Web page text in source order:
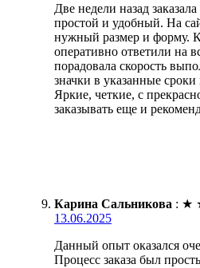
Две недели назад
простой и удобный. На
нужный размер и форму.
оперативно ответили на
порадовала скорость
значки в указанные
Яркие, четкие, с
заказывать еще и
Карина Сальникова : ★
13.06.2025
Данный опыт оказался
Процесс заказа был